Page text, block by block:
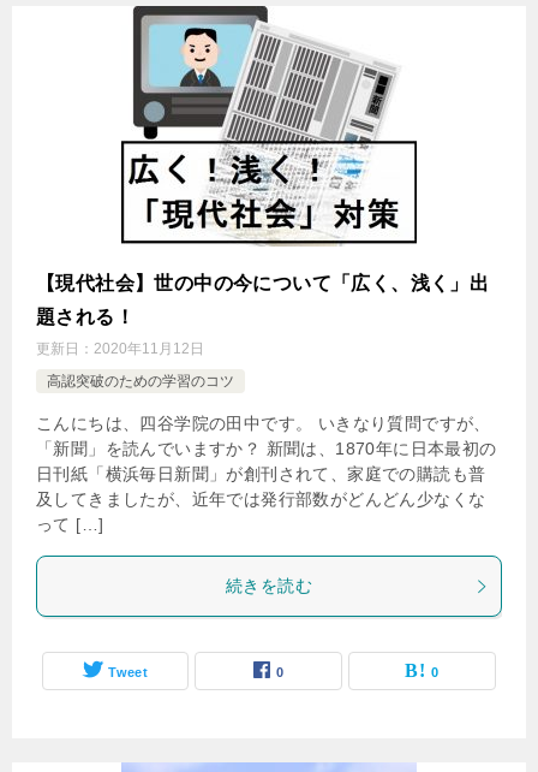
【現代社会】世の中の今について「広く、浅く」出
題される！
更新日： 2020年11月12日
高認突破のための学習のコツ
こんにちは、四谷学院の田中です。 いきなり質問ですが、
「新聞」を読んでいますか？ 新聞は、1870年に日本最初の
日刊紙「横浜毎日新聞」が創刊されて、家庭での購読も普
及してきましたが、近年では発行部数がどんどん少なくな
って […]
続きを読む
Tweet 0 0